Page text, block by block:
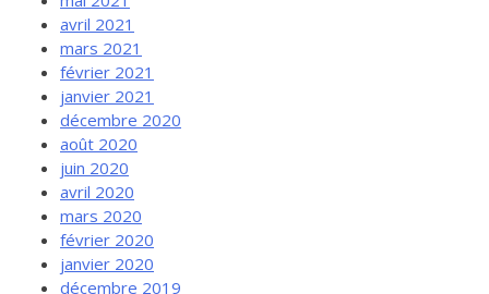
avril 2021
mars 2021
février 2021
janvier 2021
décembre 2020
août 2020
juin 2020
avril 2020
mars 2020
février 2020
janvier 2020
décembre 2019